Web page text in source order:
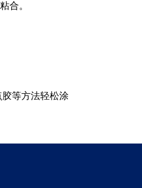
合。
等方法轻松涂